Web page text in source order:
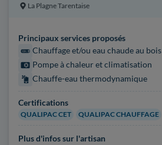
La Plagne Tarentaise
Principaux services proposés
Chauffage et/ou eau chaude au bois
Pompe à chaleur et climatisation
Chauffe-eau thermodynamique
Certifications
QUALIPAC CET QUALIPAC CHAUFFAGE
Plus d'infos sur l'artisan